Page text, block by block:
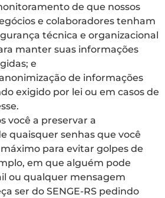
de que nossos
e colaboradores tenham
técnica e organizacional
manter suas informações
e
de informações
exigido por lei ou em casos de
você a preservar a
quaisquer senhas que você
para evitar golpes de
em que alguém pode
ou qualquer mensagem
ser do SENGE-RS pedindo